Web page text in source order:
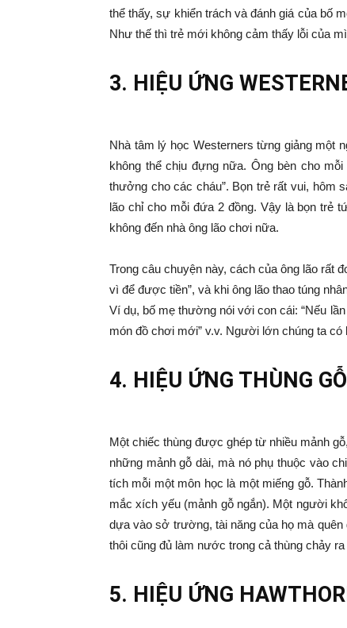
thể thấy, sự khiển trách và đánh giá của bố
Như thế thì trẻ mới không cảm thấy lỗi của
3. HIỆU ỨNG
Nhà tâm lý học Westerners từng giảng một
không thể chịu đựng nữa. Ông bèn cho
thưởng cho các cháu”. Bọn trẻ rất vui, hôm
lão chỉ cho mỗi đứa 2 đồng. Vậy là bọn trẻ
không đến nhà ông lão chơi nữa.
Trong câu chuyện này, cách của ông lão rất
vì để được tiền”, và khi ông lão thao túng
Ví dụ, bố mẹ thường nói với con cái: “Nếu
món đồ chơi mới” v.v. Người lớn chúng ta
4. HIỆU ỨNG THÙNG GỖ
Một chiếc thùng được ghép từ nhiều mảnh
những mảnh gỗ dài, mà nó phụ thuộc vào
tích mỗi một môn học là một miếng gỗ.
mắc xích yếu (mảnh gỗ ngắn). Một người
dựa vào sở trường, tài năng của họ mà
thôi cũng đủ làm nước trong cả thùng chảy ra
5. HIỆU ỨNG